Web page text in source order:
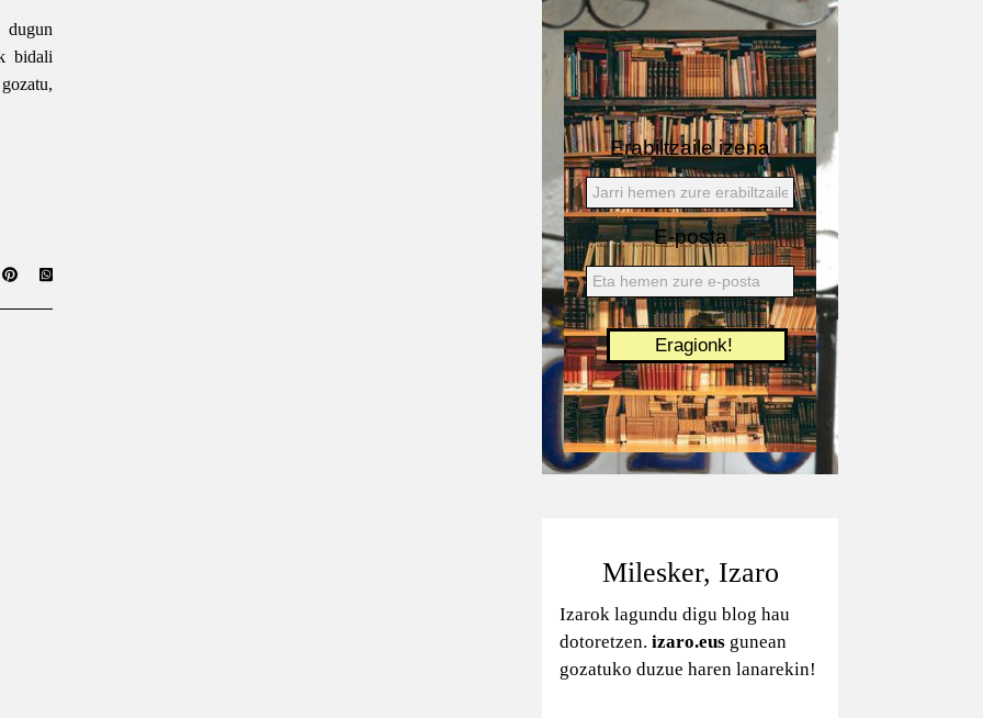
bidali
Erabiltzaile izena
E-posta
Milesker, Izaro
Izarok lagundu digu blog hau
dotoretzen. izaro.eus gunean
gozatuko duzue haren lanarekin!